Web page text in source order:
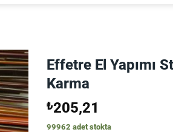
Effetre El Yapımı
Karma
₺205,21
99962 adet stokta